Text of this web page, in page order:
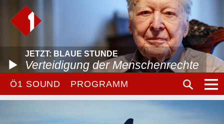
JETZT: BLAUE STUNDE
Verteidigung der Menschenrechte
Ö1 SOUND PROGRAMM